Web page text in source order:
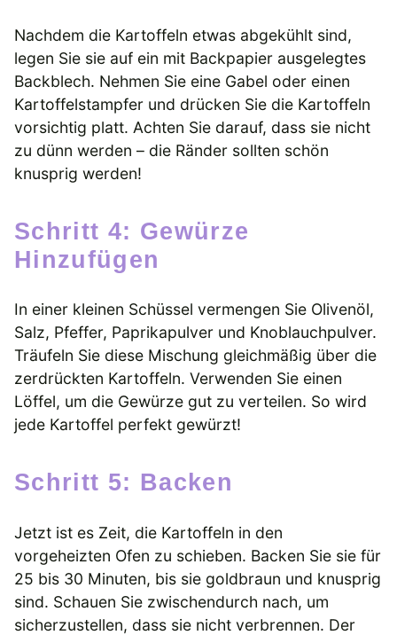
Nachdem die Kartoffeln etwas abgekühlt sind,
legen Sie sie auf ein mit Backpapier ausgelegtes
Backblech. Nehmen Sie eine Gabel oder einen
Kartoffelstampfer und drücken Sie die Kartoffeln
vorsichtig platt. Achten Sie darauf, dass sie nicht
zu dünn werden – die Ränder sollten schön
knusprig werden!
Schritt 4: Gewürze
Hinzufügen
In einer kleinen Schüssel vermengen Sie Olivenöl,
Salz, Pfeffer, Paprikapulver und Knoblauchpulver.
Träufeln Sie diese Mischung gleichmäßig über die
zerdrückten Kartoffeln. Verwenden Sie einen
Löffel, um die Gewürze gut zu verteilen. So wird
jede Kartoffel perfekt gewürzt!
Schritt 5: Backen
Jetzt ist es Zeit, die Kartoffeln in den
vorgeheizten Ofen zu schieben. Backen Sie sie für
25 bis 30 Minuten, bis sie goldbraun und knusprig
sind. Schauen Sie zwischendurch nach, um
sicherzustellen, dass sie nicht verbrennen. Der